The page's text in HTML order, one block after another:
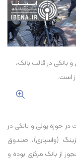
بانکی در قالب بانک،
است.
در حوزه پولی و بانکی در
(واسپاری)، صندوق
از بانک مرکزی بوده و